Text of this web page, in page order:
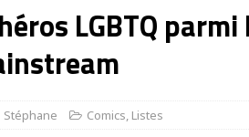
LGBTQ
Stéphane Comics, Listes